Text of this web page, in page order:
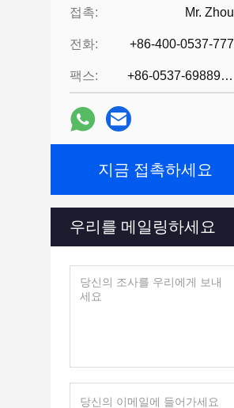
접촉: Mr. Zhou
전화: +86-400-0537-777
팩스: +86-0537-6988978
지금 접촉하세요
우리를 메일링하세요